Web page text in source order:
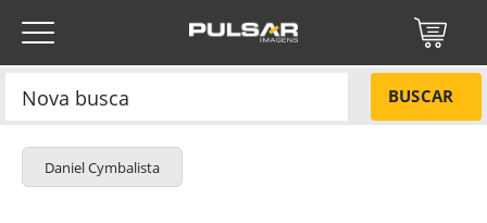
BUSCAR
Daniel Cymbalista